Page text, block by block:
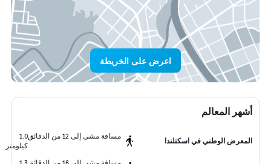
اعرض على الخريطة
أشهر المعالم
المعرض الوطني في اسكتلندا
مسافة مشي إلى 12 من الدقائق
1.0
كيلومتر